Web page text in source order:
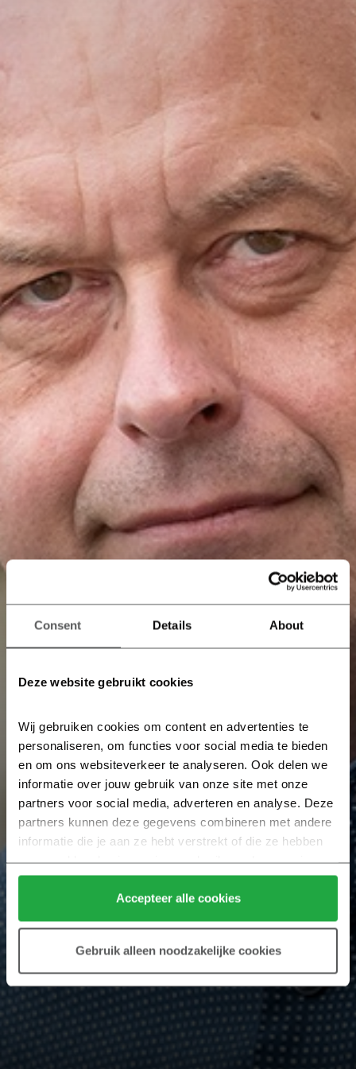
Consent Details About
Deze website gebruikt cookies
Wij gebruiken cookies om content en advertenties te
personaliseren, om functies voor social media te bieden
en om ons websiteverkeer te analyseren. Ook delen we
informatie over jouw gebruik van onze site met onze
partners voor social media, adverteren en analyse. Deze
partners kunnen deze gegevens combineren met andere
informatie die je aan ze hebt verstrekt of die ze hebben
verzameld op basis van jouw gebruik van hun services.
Klik hier voor meer informatie over ons cookiebeleid.
Accepteer alle cookies
Gebruik alleen noodzakelijke cookies